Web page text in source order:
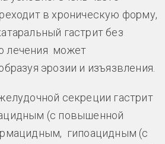
в хроническую форму,
гастрит без
лечения может
эрозии и изъязвления.
секреции гастрит
(с повышенной
гипоацидным (с